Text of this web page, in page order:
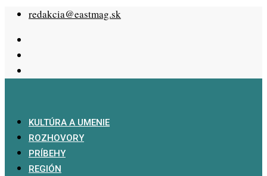
redakcia@eastmag.sk
KULTÚRA A UMENIE
ROZHOVORY
PRÍBEHY
REGIÓN